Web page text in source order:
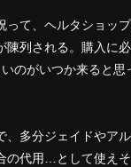
って、ヘルタショッ
陳列される。購入に
のがいつか来ると思
多分ジェイドやア
の代用…として使え